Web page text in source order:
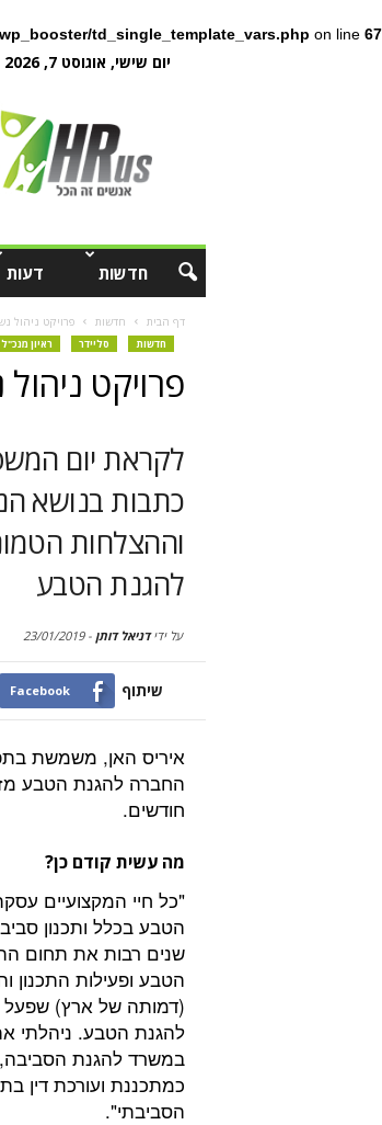
td_single_template_vars.php on line 67
יום שישי, אוגוסט 7, 2026
חדשות דעות
דף הבית חדשות פרויקט ניהול
חדשות סליידר ראיון מנכ"ל
פרויקט
כתבות בנושא
וההצלחות
להגנת הטבע
על ידידניאל דותן -
23/01/2019
שיתוף Facebook
איריס האן, משמשת
חודשים.
מה עשית קודם כן?
"כל חיי המקצועיים
הטבע בכלל ותכנון
שנים רבות את תחום
הטבע ופעילות התכנון
(דמותה של ארץ)
להגנת הטבע. ניהלתי
במשרד להגנת
כמתכננת ועורכת דין
הסביבתי".